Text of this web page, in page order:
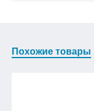
Похожие товары